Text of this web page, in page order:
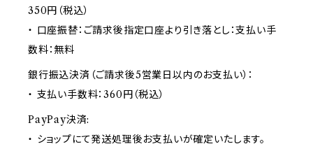
350円（税込）
・ 口座振替：ご請求後指定口座より引き落とし：支払い手
数料：無料
銀行振込決済（ご請求後5営業日以内のお支払い）：
・ 支払い手数料：360円（税込）
PayPay決済:
・ ショップにて発送処理後お支払いが確定いたします。